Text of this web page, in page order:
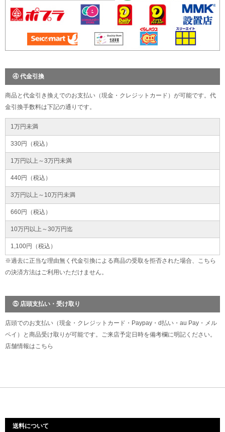
④ 代金引換
商品と代金引き換えでのお支払い（現金・クレジットカード）が可能です。代
金引換手数料は下記の通りです。
1万円未満
330円（税込）
1万円以上～3万円未満
440円（税込）
3万円以上～10万円未満
660円（税込）
10万円以上～30万円迄
1,100円（税込）
※過去に正当な理由無く代金引換による商品の受取を拒否された場合、こちら
の決済方法はご利用いただけません。
⑤ 店頭支払い・受け取り
店頭でのお支払い（現金・クレジットカード・Paypay・d払い・au Pay・メル
ペイ）と商品受け取りが可能です。ご来店予定日時を備考欄に明記ください。
店舗情報はこちら
送料について